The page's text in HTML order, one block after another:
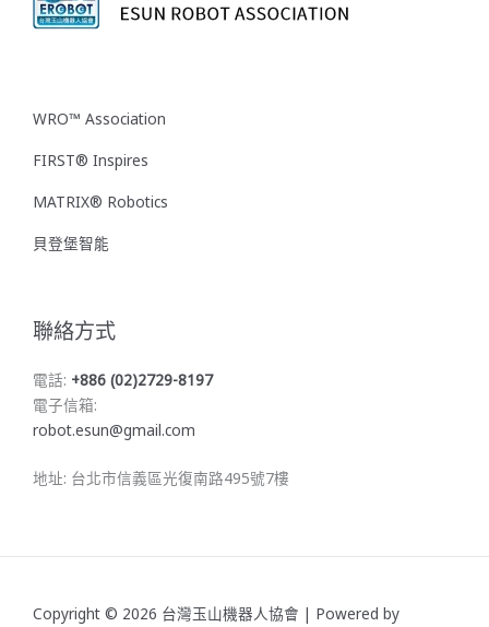
WRO™ Association
FIRST® Inspires
MATRIX® Robotics
貝登堡智能
聯絡方式
電話: +886 (02)2729-8197
電子信箱:
robot.esun@gmail.com
地址: 台北市信義區光復南路495號7樓
Copyright © 2026 台灣玉山機器人協會 | Powered by